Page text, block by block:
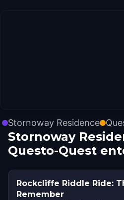
Stornoway Residence
Stornoway
Questo-Quest
Rockcliffe Riddle Ride:
Remember